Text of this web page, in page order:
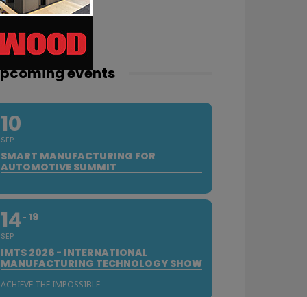
events
10
SEP
SMART MANUFACTURING FOR
AUTOMOTIVE SUMMIT
14
SEP
19
IMTS 2026 - INTERNATIONAL
MANUFACTURING TECHNOLOGY SHOW
ACHIEVE THE IMPOSSIBLE